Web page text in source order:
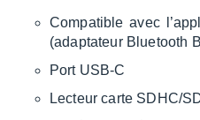
Compa­tible avec
(adap­ta­teur Blue­tooth
Port USB-C
Lecteur carte SDHC/